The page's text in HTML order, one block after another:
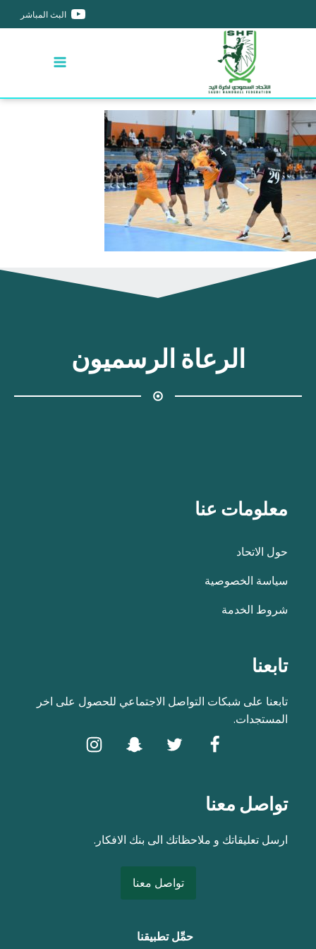
البث المباشر
الرعاة الرسميون
معلومات عنا
حول الاتحاد
سياسة الخصوصية
شروط الخدمة
تابعنا
تابعنا على شبكات التواصل الاجتماعي للحصول على اخر
المستجدات.
تواصل معنا
ارسل تعليقاتك و ملاحظاتك الى بنك الافكار.
تواصل معنا
حمِّل تطبيقنا